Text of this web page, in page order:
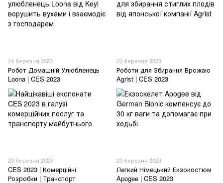
24 березня 2023
Робот Домашній Улюбленець
Loona | CES 2023
23 березня 2023
Роботи для Збирання Врожаю
Agrist | CES 2023
23 березня 2023
CES 2023 | Комерційні
Розробки | Транспорт
23 березня 2023
Легкий Німецький Екзокостюм
Apogee | CES 2023